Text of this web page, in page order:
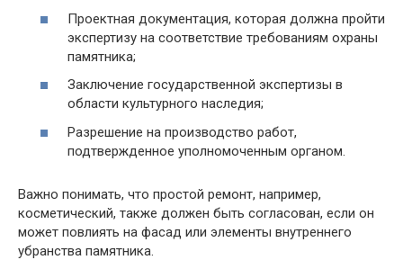
Проектная документация, которая должна пройти
экспертизу на соответствие требованиям охраны
памятника;
Заключение государственной экспертизы в
области культурного наследия;
Разрешение на производство работ,
подтвержденное уполномоченным органом.
Важно понимать, что простой ремонт, например,
косметический, также должен быть согласован, если он
может повлиять на фасад или элементы внутреннего
убранства памятника.